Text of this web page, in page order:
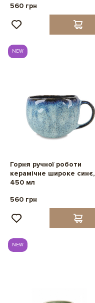
560 грн
NEW
Горня ручної роботи
керамічне широке синє,
450 мл
560 грн
NEW